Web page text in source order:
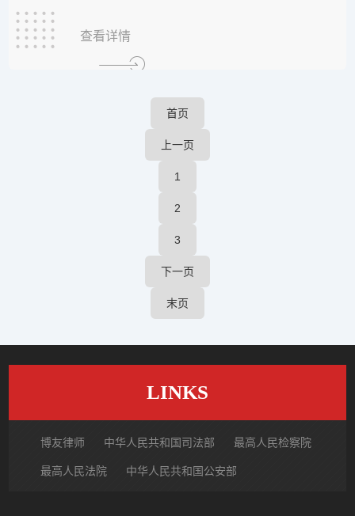
包括中医药的专利法保护，中药组合物、中药
提取物、中药剂型、中药制备方法、中医中药
中药材可以申请植物新品种权。中医药的商业
标志保护，中药材地理标志 驰名商标...
查看详情
首页
上一页
1
2
3
下一页
末页
LINKS
博友律师 中华人民共和国司法部 最高人民检察院
最高人民法院 中华人民共和国公安部